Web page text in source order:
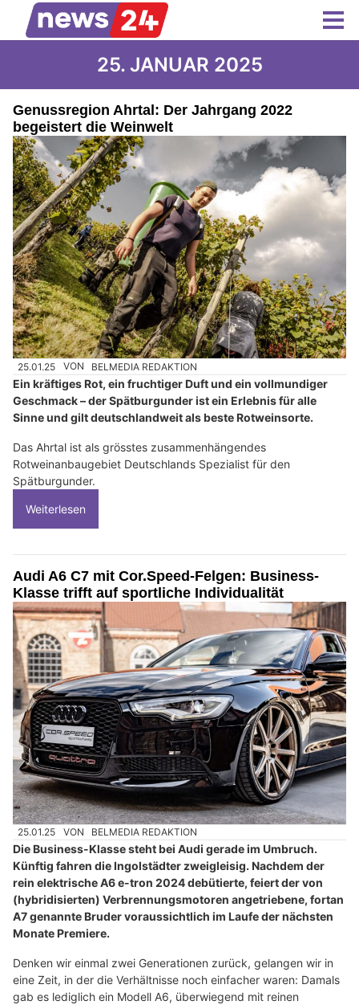
25. JANUAR 2025
Genussregion Ahrtal: Der Jahrgang 2022
begeistert die Weinwelt
25.01.25 VON BELMEDIA REDAKTION
Ein kräftiges Rot, ein fruchtiger Duft und ein vollmundiger
Geschmack – der Spätburgunder ist ein Erlebnis für alle
Sinne und gilt deutschlandweit als beste Rotweinsorte.
Das Ahrtal ist als grösstes zusammenhängendes
Rotweinanbaugebiet Deutschlands Spezialist für den
Spätburgunder.
Weiterlesen
Audi A6 C7 mit Cor.Speed-Felgen: Business-
Klasse trifft auf sportliche Individualität
25.01.25 VON BELMEDIA REDAKTION
Die Business-Klasse steht bei Audi gerade im Umbruch.
Künftig fahren die Ingolstädter zweigleisig. Nachdem der
rein elektrische A6 e-tron 2024 debütierte, feiert der von
(hybridisierten) Verbrennungsmotoren angetriebene, fortan
A7 genannte Bruder voraussichtlich im Laufe der nächsten
Monate Premiere.
Denken wir einmal zwei Generationen zurück, gelangen wir in
eine Zeit, in der die Verhältnisse noch einfacher waren: Damals
gab es lediglich ein Modell A6, überwiegend mit reinen